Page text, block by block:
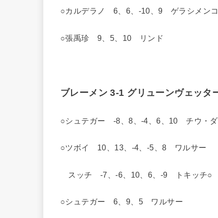
○カルデラノ 6、6、-10、9 ゲラシメンコ
○張禹珍 9、5、10 リンド
ブレーメン 3-1 グリューンヴェッタ
○シュテガー -8、8、-4、6、10 チウ・
○ツボイ 10、13、-4、-5、8 ワルサー
スッチ -7、-6、10、6、-9 トキッチ○
○シュテガー 6、9、5 ワルサー